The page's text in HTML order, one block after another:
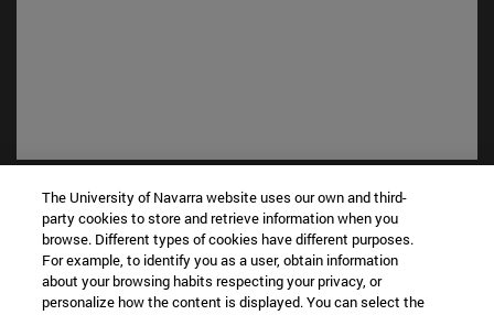
Accesos directos
Biblioteca(abre en nueva ventana)
Mi correo(abre en nueva ventana)
Aula virtual ADI(abre en nueva ventana)
Búsqueda de personas(abre en nueva ventana)
The University of Navarra website uses our own and third-
party cookies to store and retrieve information when you
browse. Different types of cookies have different purposes.
For example, to identify you as a user, obtain information
about your browsing habits respecting your privacy, or
personalize how the content is displayed. You can select the